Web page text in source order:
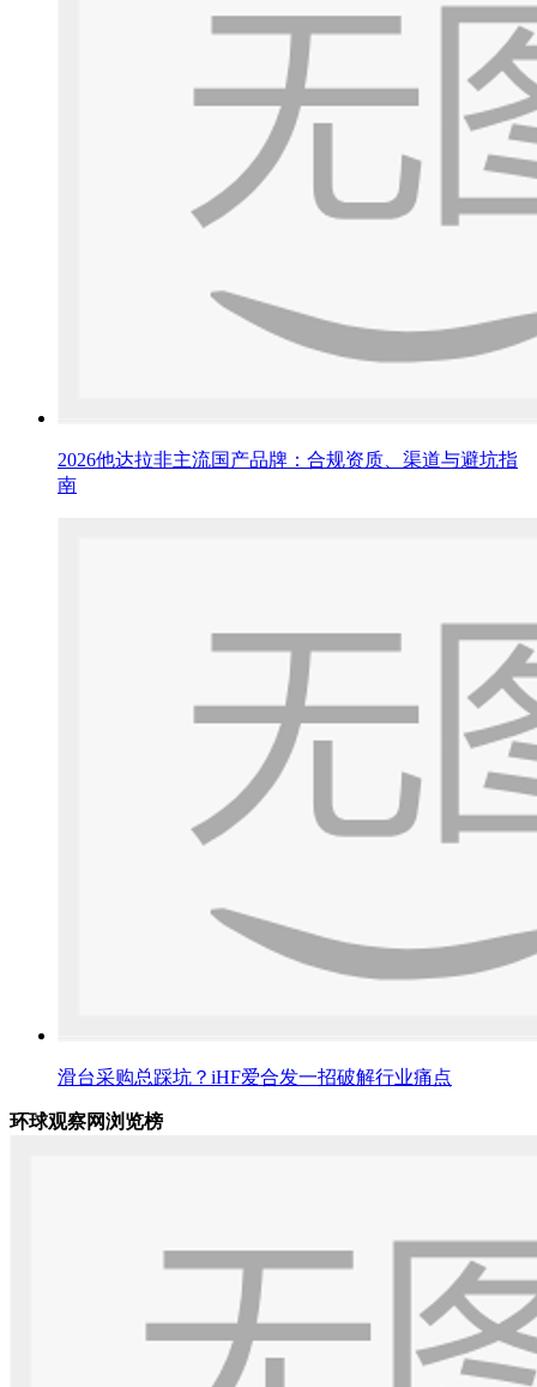
2026他达拉非主流国产品牌：合规资质、渠道与避坑指
南
滑台采购总踩坑？iHF爱合发一招破解行业痛点
环球观察网浏览榜